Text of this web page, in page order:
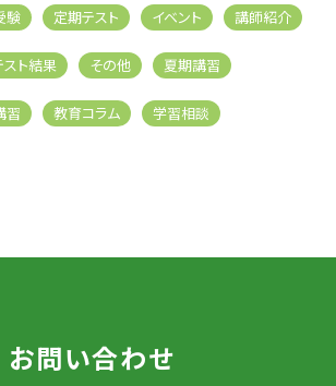
験 定期テスト イベント 講師紹介
ト結果 その他 夏期講習
習 教育コラム 学習相談
お問い合わせ